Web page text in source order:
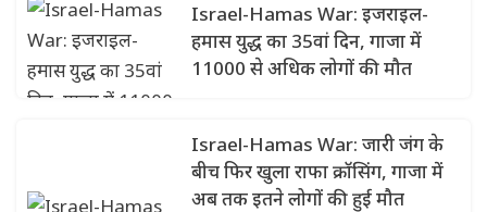
Israel-Hamas War: इजराइल-
हमास युद्ध का 35वां दिन, गाजा में
11000 से अधिक लोगों की मौत
Israel-Hamas War: जारी जंग के
बीच फिर खुला राफा क्रॉसिंग, गाजा में
अब तक इतने लोगों की हुई मौत